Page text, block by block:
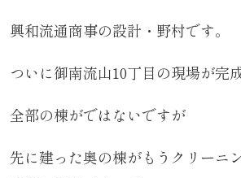
興和流通商事の設計・野村です。
ついに御南流山10丁目の現場が完
全部の棟がではないですが
先に建った奥の棟がもうクリーニ